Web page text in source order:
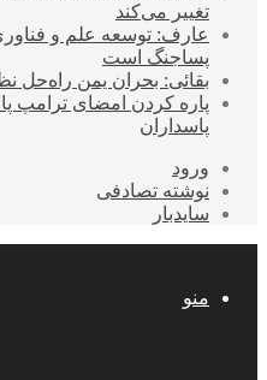
تغییر می‌کند
عارف: توسعه علم و
پساجنگ است
بقائی: بحران یمن راه‌حل
پاره کردن امضای ترامپ
پاسداران
ورود
نوشته تصادفی
سایدبار
منو